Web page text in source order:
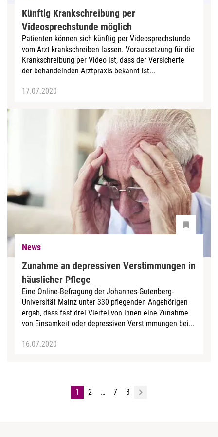
Künftig Krankschreibung per
Videosprechstunde möglich
Patienten können sich künftig per Videosprechstunde
vom Arzt krankschreiben lassen. Voraussetzung für die
Krankschreibung per Video ist, dass der Versicherte
der behandelnden Arztpraxis bekannt ist...
17.07.2020
News
Zunahme an depressiven Verstimmungen in
häuslicher Pflege
Eine Online-Befragung der Johannes-Gutenberg-
Universität Mainz unter 330 pflegenden Angehörigen
ergab, dass fast drei Viertel von ihnen eine Zunahme
von Einsamkeit oder depressiven Verstimmungen bei...
16.07.2020
1 2 … 7 8